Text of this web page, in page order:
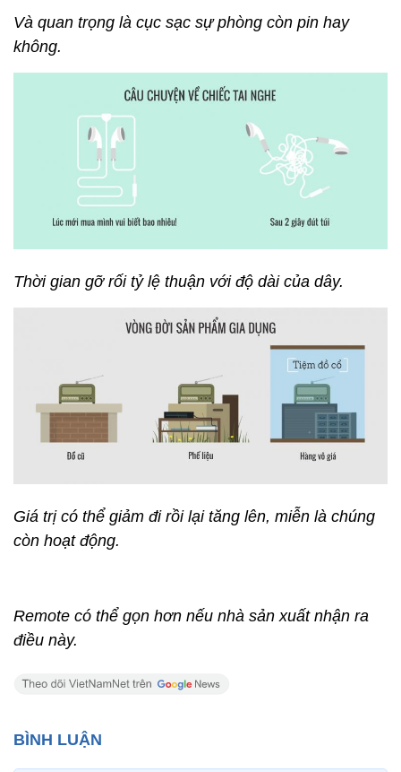
Và quan trọng là cục sạc sự phòng còn pin hay
không.
Thời gian gỡ rối tỷ lệ thuận với độ dài của dây.
Giá trị có thể giảm đi rồi lại tăng lên, miễn là chúng
còn hoạt động.
Remote có thể gọn hơn nếu nhà sản xuất nhận ra
điều này.